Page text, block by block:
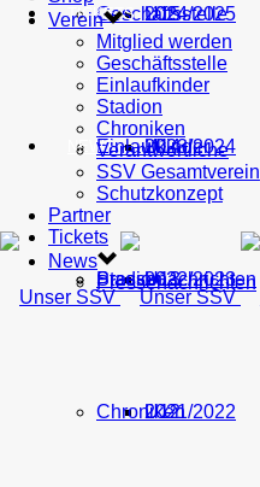
U15
U14
U13
U12
2024/2025
2023/2024
2022/2023
2021/2022
Geschäftsstelle
Einlaufkinder
Stadion
Chroniken
TICKETS
NEWS
Pressenachrichten
Verein
Mitglied werden
Geschäftsstelle
Einlaufkinder
Stadion
Chroniken
Verantwortliche
SSV Gesamtverein
Schutzkonzept
Partner
Tickets
News
Pressenachrichten